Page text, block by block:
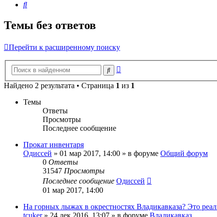
Поиск
Темы без ответов
Перейти к расширенному поиску
Поиск
Найдено 2 результата • Страница 1 из 1
Темы
Ответы
Просмотры
Последнее сообщение
Прокат инвентаря
Одиссей » 01 мар 2017, 14:00 » в форуме Общий форум
0 Ответы
31547 Просмотры
Последнее сообщение Одиссей
01 мар 2017, 14:00
На горных лыжах в окрестностях Владикавказа? Это
tcuker» 24 дек 2016, 13:07 » в форуме Владикавказ